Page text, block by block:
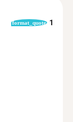
format_quote 1